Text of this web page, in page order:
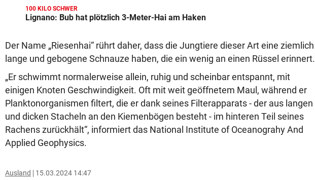
100 KILO SCHWER
Lignano: Bub hat plötzlich 3-Meter-Hai am Haken
Der Name „Riesenhai“ rührt daher, dass die Jungtiere dieser Art eine ziemlich
lange und gebogene Schnauze haben, die ein wenig an einen Rüssel erinnert.
„Er schwimmt normalerweise allein, ruhig und scheinbar entspannt, mit
einigen Knoten Geschwindigkeit. Oft mit weit geöffnetem Maul, während er
Planktonorganismen filtert, die er dank seines Filterapparats - der aus langen
und dicken Stacheln an den Kiemenbögen besteht - im hinteren Teil seines
Rachens zurückhält“, informiert das National Institute of Oceanograhy And
Applied Geophysics.
Ausland 15.03.2024 14:47